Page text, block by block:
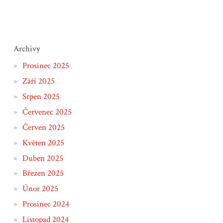
Archivy
Prosinec 2025
Září 2025
Srpen 2025
Červenec 2025
Červen 2025
Květen 2025
Duben 2025
Březen 2025
Únor 2025
Prosinec 2024
Listopad 2024